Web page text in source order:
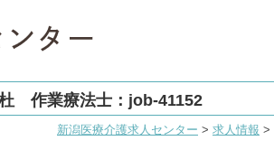
作業療法士：job-41152
新潟医療介護求人センター > 求人情報 >